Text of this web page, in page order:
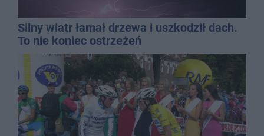
Silny wiatr łamał drzewa i uszkodził dach.
To nie koniec ostrzeżeń